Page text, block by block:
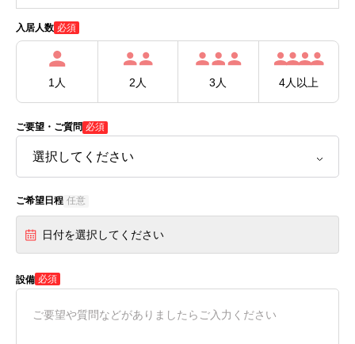
入居人数 必須
1人 2人 3人 4人以上
ご要望・ご質問 必須
ご希望日程 任意
日付を選択してください
設備 必須